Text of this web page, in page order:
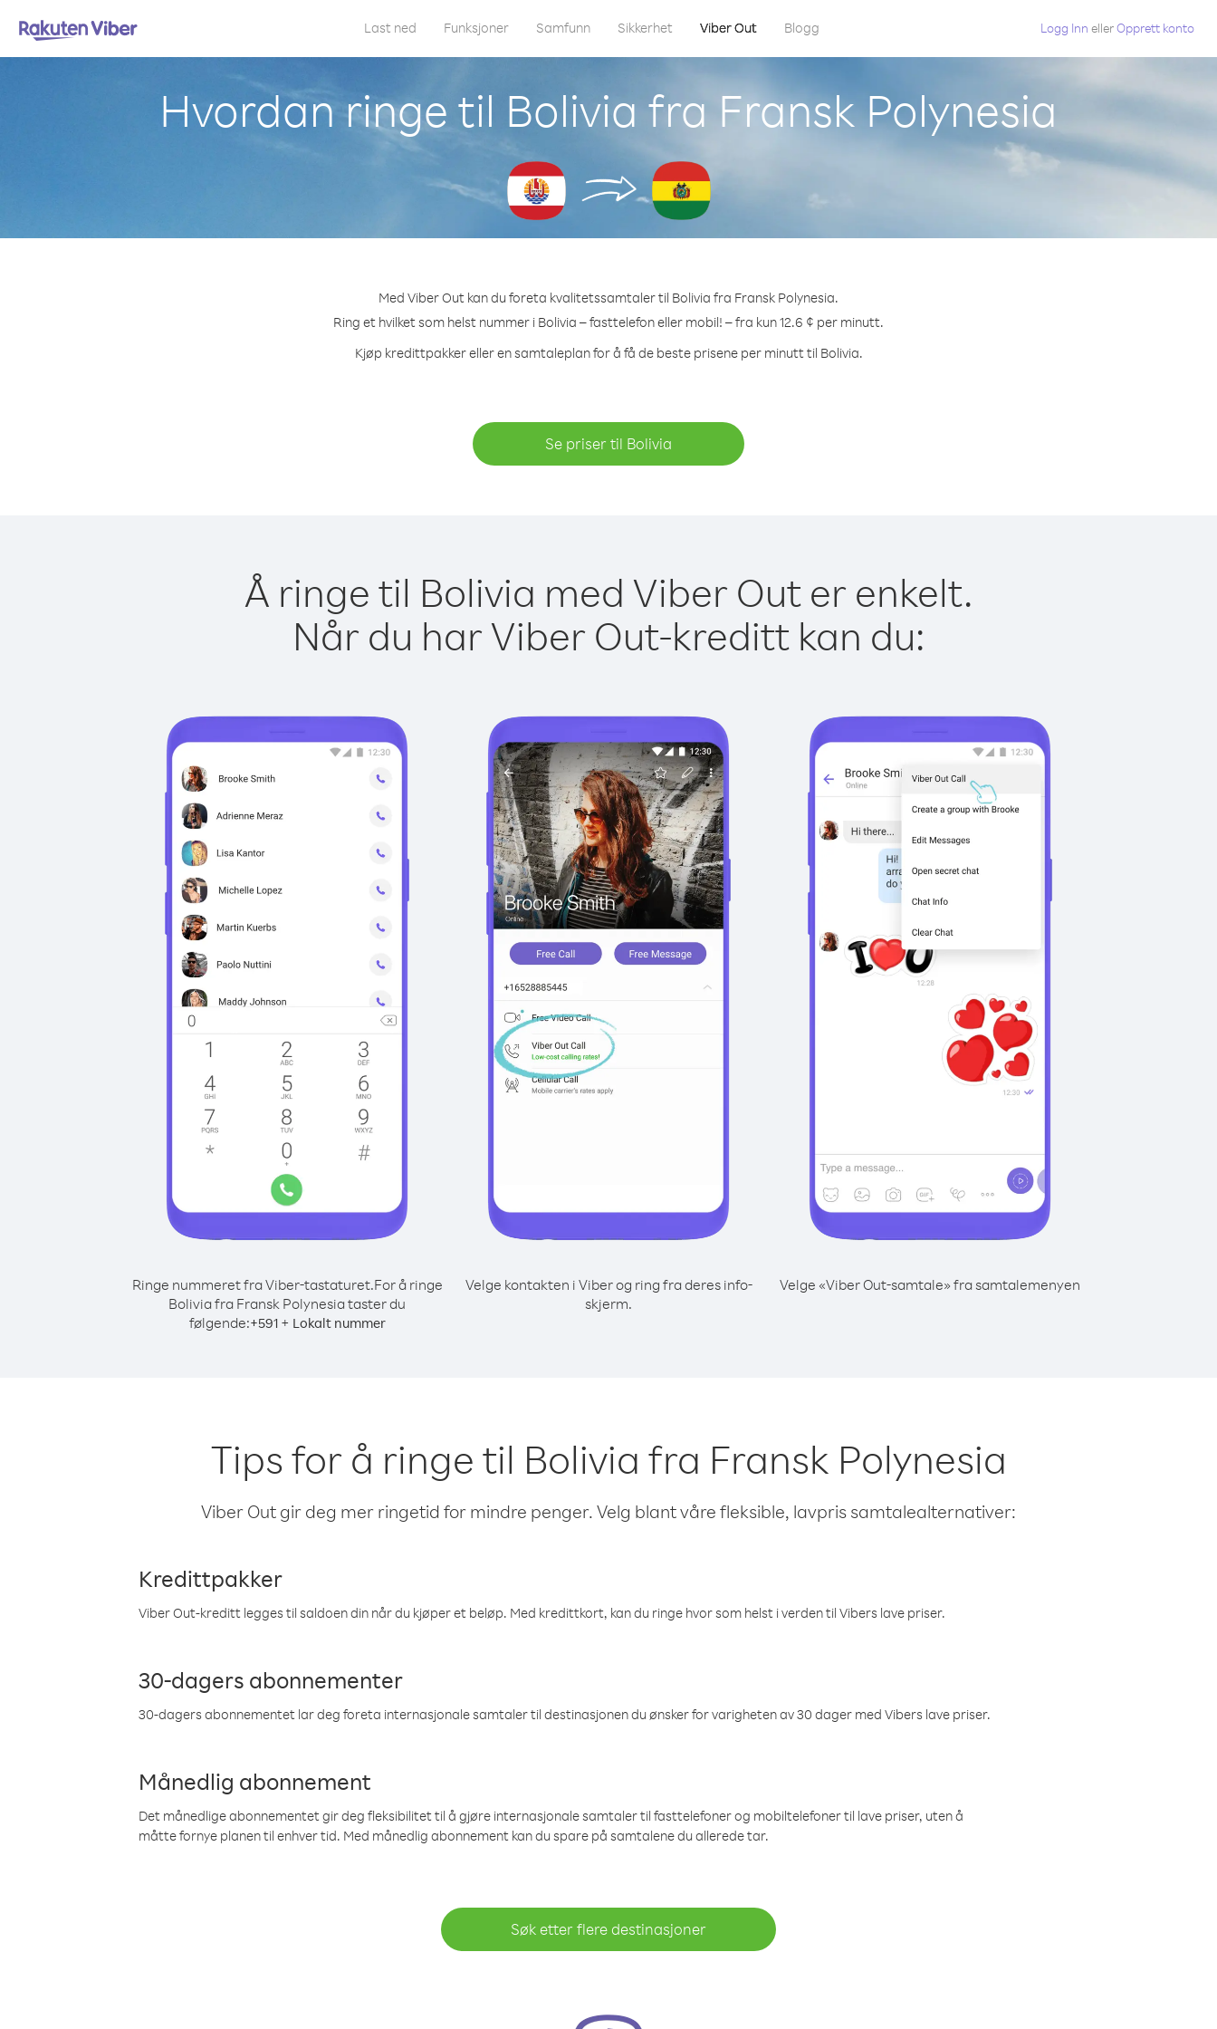
Last ned Funksjoner Samfunn Sikkerhet Viber Out Blogg Logg Inn ellerOpprett konto
Hvordan ringe til Bolivia fra Fransk Polynesia
Med Viber Out kan du foreta kvalitetssamtaler til Bolivia fra Fransk Polynesia.
Ring et hvilket som helst nummer i Bolivia – fasttelefon eller mobil! – fra kun 12.6 ¢ per minutt.
Kjøp kredittpakker eller en samtaleplan for å få de beste prisene per minutt til Bolivia.
Se priser til Bolivia
Å ringe til Bolivia med Viber Out er enkelt.
Når du har Viber Out-kreditt kan du:
Ringe nummeret fra Viber-tastaturet.For å ringe
Bolivia fra Fransk Polynesia taster du
følgende:+591+ Lokalt nummer
Velge kontakten i Viber og ring fra deres info-
skjerm.
Velge «Viber Out-samtale» fra samtalemenyen
Tips for å ringe til Bolivia fra Fransk Polynesia
Viber Out gir deg mer ringetid for mindre penger. Velg blant våre fleksible, lavpris samtalealternativer:
Kredittpakker
Viber Out-kreditt legges til saldoen din når du kjøper et beløp. Med kredittkort, kan du ringe hvor som helst i verden til Vibers lave priser.
30-dagers abonnementer
30-dagers abonnementet lar deg foreta internasjonale samtaler til destinasjonen du ønsker for varigheten av 30 dager med Vibers lave priser.
Månedlig abonnement
Det månedlige abonnementet gir deg fleksibilitet til å gjøre internasjonale samtaler til fasttelefoner og mobiltelefoner til lave priser, uten å
måtte fornye planen til enhver tid. Med månedlig abonnement kan du spare på samtalene du allerede tar.
Søk etter flere destinasjoner